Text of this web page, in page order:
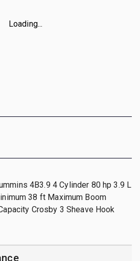
Loading...
4B3.9 4 Cylinder 80 hp 3.9 L
38 ft Maximum Boom
Crosby 3 Sheave Hook